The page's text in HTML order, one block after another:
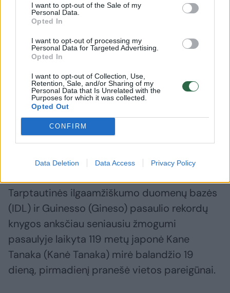
I want to opt-out of the Sale of my
Personal Data.
Opted In
I want to opt-out of processing my
Personal Data for Targeted Advertising.
Opted In
I want to opt-out of Collection, Use,
Retention, Sale, and/or Sharing of my
Personal Data that Is Unrelated with the
Purposes for which it was collected.
Opted Out
CONFIRM
Data Deletion Data Access Privacy Policy
užsispyrėlė“, – juokaudama sakė ji interviu
naujienų agentūrai AFP savo 118-o
gimtadienio proga.
„Jau galvoju trauktis iš šio pasaulio, bet
niekas neleidžia“, – sakė ji.
Prieš duodama vienuolės įžadus L. Randon
yra dirbusi guvernante Paryžiuje. Šį laikotarpį
ji prisimena kaip laimingiausią jos gyvenime.
Tarptautinės ilgaamžiškumo duomenų bazės
(IDL) ir Guinesso (Gineso) pasaulio rekordų
knygos anksčiau seniausiu žmogumi
pasaulyje laikyta 119 metų japonė Kane
Tanaka (Kanė Tanaka) mirė balandžio 19
dieną, pirmadienį pranešė vietos pareigūnai.